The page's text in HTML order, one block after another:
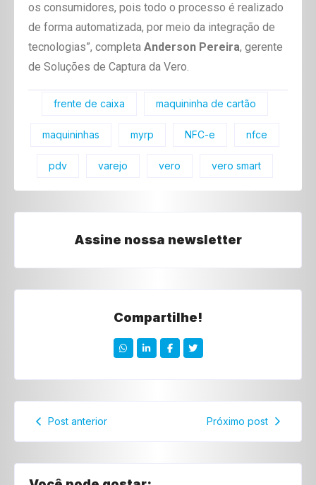
os consumidores, pois todo o processo é realizado
de forma automatizada, por meio da integração de
tecnologias”, completa Anderson Pereira, gerente
de Soluções de Captura da Vero.
frente de caixa maquininha de cartão
maquininhas myrp NFC-e nfce
pdv varejo vero vero smart
Assine nossa newsletter
Compartilhe!
Post anterior Próximo post